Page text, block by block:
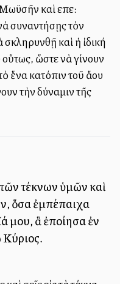
καὶ εἶπε:
συναντήσῃς τὸν
καὶ ἡ ἰδική
ὥστε νὰ γίνουν
κατόπιν τοῦ ἄλλου
τὴν δύναμιν τῆς
τέκνων ὑμῶν καὶ
ὅσα ἐμπέπαιχα
μου, ἃ ἐποίησα ἐν
Κύριος.